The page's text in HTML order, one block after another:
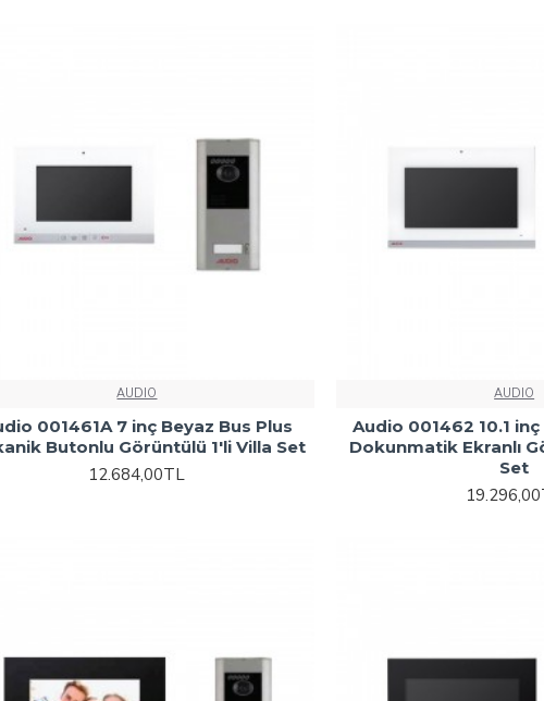
AUDIO
001461A 7 inç Beyaz Bus Plus
Butonlu Görüntülü 1'li Villa Set
12.684,00TL
AUDIO
Audio 001462 10.1
Dokunmatik Ekranlı
Set